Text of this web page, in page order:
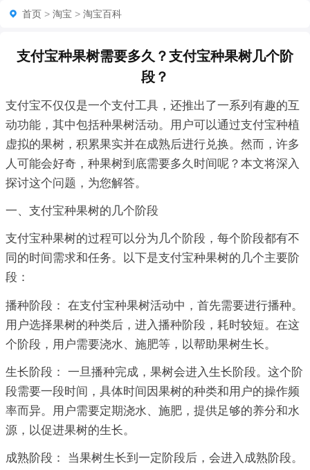
首页 > 淘宝 > 淘宝百科
支付宝种果树需要多久？支付宝种果树几个阶
段？
支付宝不仅仅是一个支付工具，还推出了一系列有趣的互
动功能，其中包括种果树活动。用户可以通过支付宝种植
虚拟的果树，积累果实并在成熟后进行兑换。然而，许多
人可能会好奇，种果树到底需要多久时间呢？本文将深入
探讨这个问题，为您解答。
一、支付宝种果树的几个阶段
支付宝种果树的过程可以分为几个阶段，每个阶段都有不
同的时间需求和任务。以下是支付宝种果树的几个主要阶
段：
播种阶段： 在支付宝种果树活动中，首先需要进行播种。
用户选择果树的种类后，进入播种阶段，耗时较短。在这
个阶段，用户需要浇水、施肥等，以帮助果树生长。
生长阶段： 一旦播种完成，果树会进入生长阶段。这个阶
段需要一段时间，具体时间因果树的种类和用户的操作频
率而异。用户需要定期浇水、施肥，提供足够的养分和水
源，以促进果树的生长。
成熟阶段： 当果树生长到一定阶段后，会进入成熟阶段。